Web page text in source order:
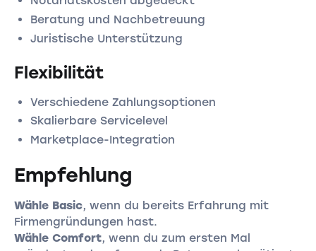
Beratung und Nachbetreuung
Juristische Unterstützung
Flexibilität
Verschiedene Zahlungsoptionen
Skalierbare Servicelevel
Marketplace-Integration
Empfehlung
Wähle Basic, wenn du bereits Erfahrung mit
Firmengründungen hast.
Wähle Comfort, wenn du zum ersten Mal